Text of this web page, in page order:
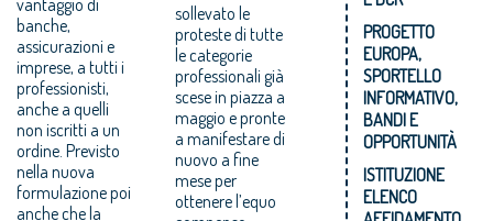
banche,
assicurazioni e
imprese, a tutti i
professionisti,
anche a quelli
non iscritti a un
ordine. Previsto
nella nuova
formulazione poi
anche che la
sollevato le
proteste di tutte
le categorie
professionali già
scese in piazza a
maggio e pronte
a manifestare di
nuovo a fine
mese per
ottenere l’equo
PROGETTO
EUROPA,
SPORTELLO
INFORMATIVO,
BANDI E
OPPORTUNITÀ
ISTITUZIONE
ELENCO